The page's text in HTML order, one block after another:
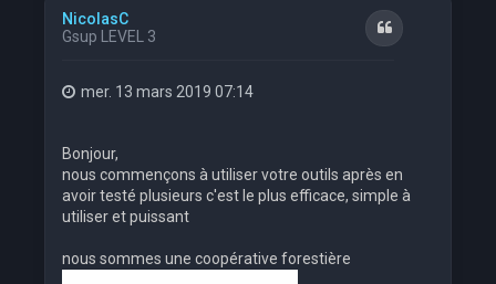
NicolasC
Gsup LEVEL 3
Citation
mer. 13 mars 2019 07:14
Bonjour,
nous commençons à utiliser votre outils après en
avoir testé plusieurs c'est le plus efficace, simple à
utiliser et puissant
nous sommes une coopérative forestière